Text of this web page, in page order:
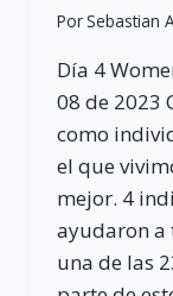
PorSebastian
Día 4
08 de 2023
como
el que
mejor. 4
ayudaron a
una de las